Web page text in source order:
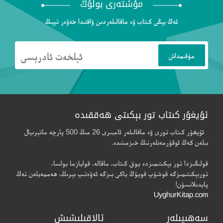
مۇشتەرى بولۇڭ
ئەڭ يېڭى كىتاب ۋە ماقالىلەردىن ۋاقتىدا خەۋەر تېپىڭ
ئۇيغۇر كىتاب تور بېكىتى ھەققىدە
ئۇيغۇر كىتاب تورى ۋە ماقالىلەر ئامبىرى 26 مىڭ 500 پارچە ماتېرىيال
بىلەن كەڭ ئوقۇرمەنلەرنىڭ خىزمىتىدە.
قولىڭىزدا تور بېكىتىمىزدە يوق كىتاب، ماقالە، قوليازما بولسا،
توربېكىتىمىزگە قوشۇپ قويۇڭ ياكى بىزگە ئەۋەتىپ بېرىڭ، ھەممەيلەن تەڭ
پايدىلانسۇن!
UyghurKitap.com
سەھىپىلەر ئالاقىلىشىش